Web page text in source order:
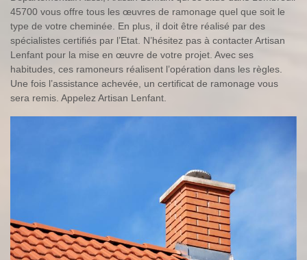
45700 vous offre tous les œuvres de ramonage quel que soit le
type de votre cheminée. En plus, il doit être réalisé par des
spécialistes certifiés par l’Etat. N’hésitez pas à contacter Artisan
Lenfant pour la mise en œuvre de votre projet. Avec ses
habitudes, ces ramoneurs réalisent l’opération dans les règles.
Une fois l’assistance achevée, un certificat de ramonage vous
sera remis. Appelez Artisan Lenfant.